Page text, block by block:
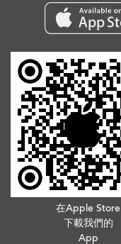
在Apple Store
下載我們的
App